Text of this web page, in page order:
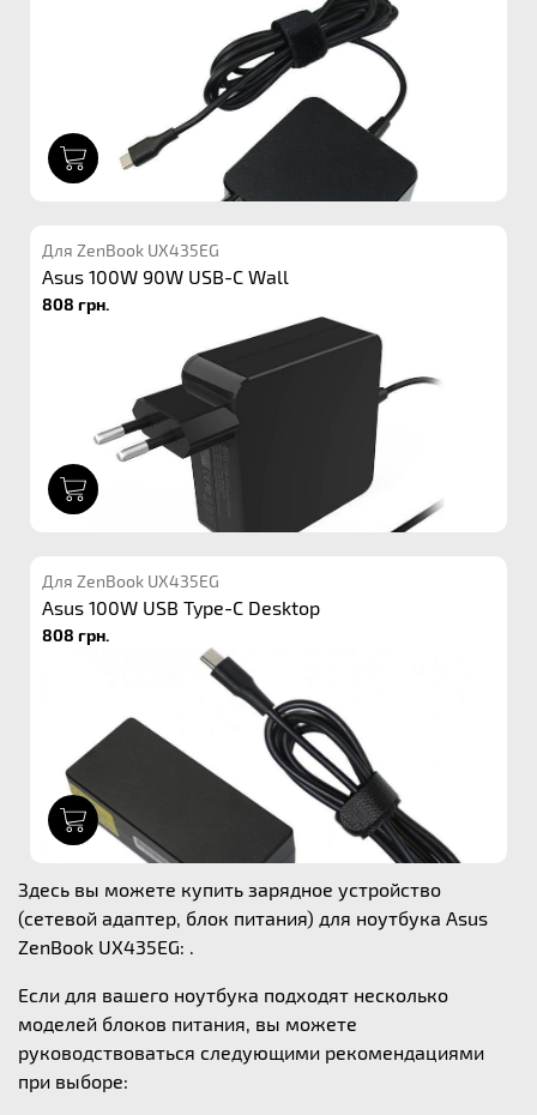
Для ZenBook UX435EG
Asus 100W 90W USB-C Wall
808 грн.
Для ZenBook UX435EG
Asus 100W USB Type-C Desktop
808 грн.
Здесь вы можете купить зарядное устройство
(сетевой адаптер, блок питания) для ноутбука Asus
ZenBook UX435EG: .
Если для вашего ноутбука подходят несколько
моделей блоков питания, вы можете
руководствоваться следующими рекомендациями
при выборе: